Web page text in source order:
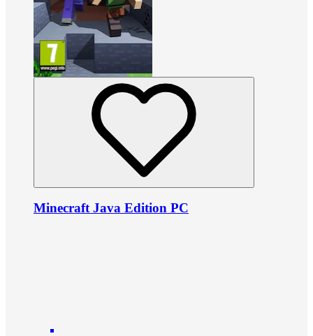
Minecraft Java Edition PC